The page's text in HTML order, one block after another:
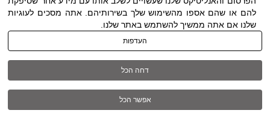
תנאי שימוש|הצהרת נגישות| כל הזכויות שמורות
ל DWO ©
להם או שהם אספו מהשימוש שלך בשירותיהם. אתה מסכים לעוגיות
שלנו אם אתה ממשיך להשתמש באתר שלנו.
העדפות
דחה הכל
אפשר הכל